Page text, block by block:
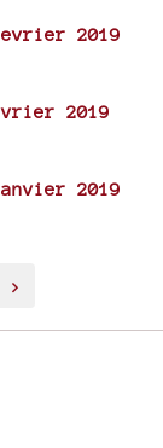
2019
2019
2019
>